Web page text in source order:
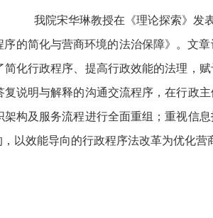
我院宋华琳教授在《理论探索》发
的简化与营商环境的法治保障》。文
化行政程序、提高行政效能的法理，
说明与解释的沟通交流程序，在行政
构及服务流程进行全面重组；重视信
以效能导向的行政程序法改革为优化营